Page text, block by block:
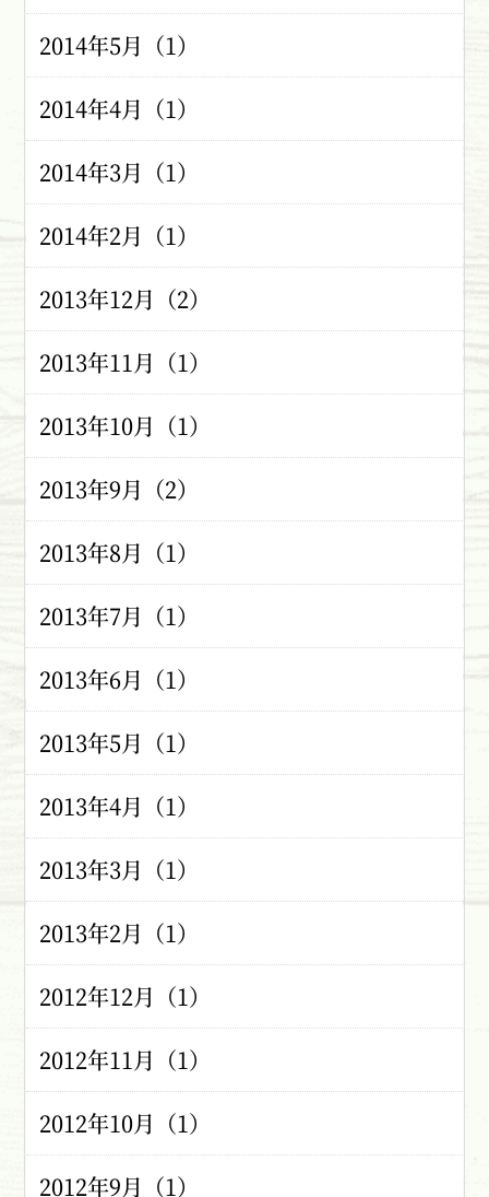
2014年5月（1）
2014年4月（1）
2014年3月（1）
2014年2月（1）
2013年12月（2）
2013年11月（1）
2013年10月（1）
2013年9月（2）
2013年8月（1）
2013年7月（1）
2013年6月（1）
2013年5月（1）
2013年4月（1）
2013年3月（1）
2013年2月（1）
2012年12月（1）
2012年11月（1）
2012年10月（1）
2012年9月（1）